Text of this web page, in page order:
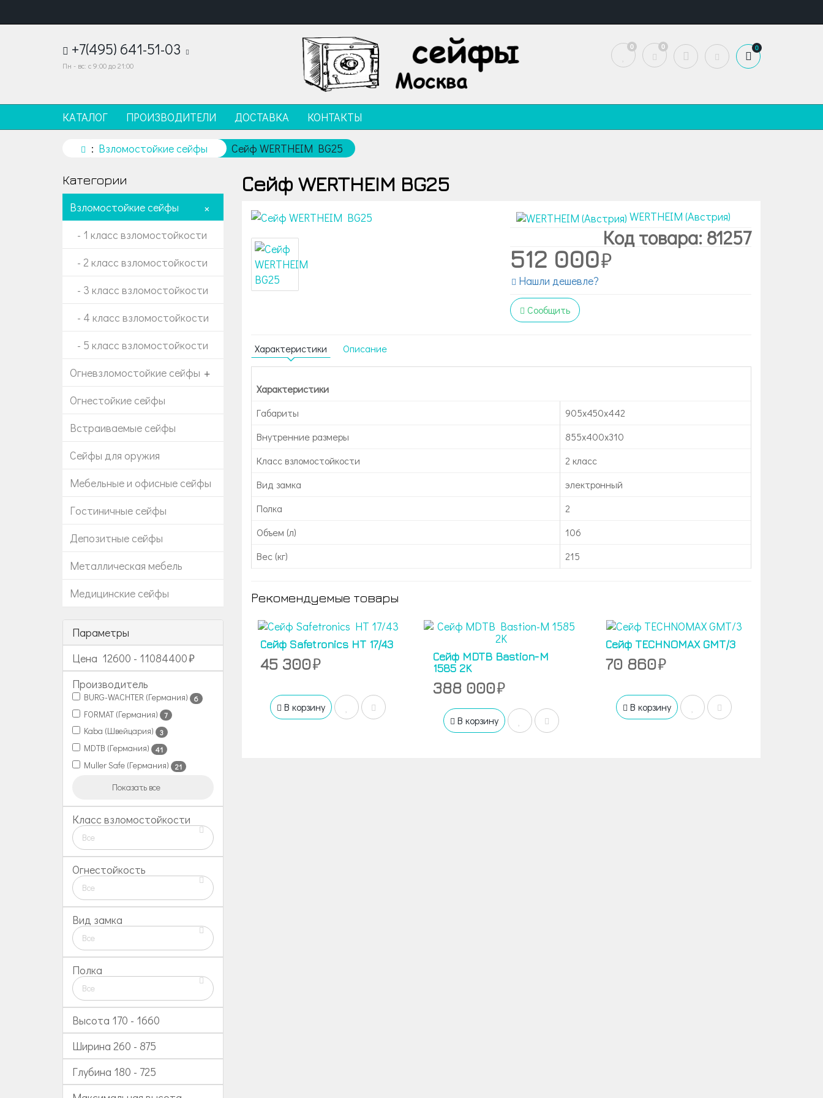
+7(495) 641-51-03
Пн - вс: с 9:00 до 21:00
0 0 0
КАТАЛОГ ПРОИЗВОДИТЕЛИ ДОСТАВКА КОНТАКТЫ
Взломостойкие сейфы Сейф WERTHEIM BG25
Категории
Взломостойкие сейфы +
- 1 класс взломостойкости
- 2 класс взломостойкости
- 3 класс взломостойкости
- 4 класс взломостойкости
- 5 класс взломостойкости
Огневзломостойкие сейфы +
Огнестойкие сейфы
Встраиваемые сейфы
Сейфы для оружия
Мебельные и офисные сейфы
Гостиничные сейфы
Депозитные сейфы
Металлическая мебель
Медицинские сейфы
Параметры
Цена 12600 - 11084400
Производитель
BURG-WACHTER (Германия) 6
FORMAT (Германия) 7
Kaba (Швейцария) 3
MDTB (Германия) 41
Muller Safe (Германия) 21
Показать все
Класс взломостойкости
Все
Огнестойкость
Все
Вид замка
Все
Полка
Все
Высота 170 - 1660
Ширина 260 - 875
Глубина 180 - 725
Сейф WERTHEIM BG25
WERTHEIM (Австрия)
Код товара: 81257
512 000
Нашли дешевле?
Сообщить
Характеристики Описание
Характеристики
Габариты
905x450x442
Внутренние размеры
855x400x310
Класс взломостойкости
2 класс
Вид замка
электронный
Полка
2
Объем (л)
106
Вес (кг)
215
Рекомендуемые товары
Сейф Safetronics HT 17/43
45 300
В корзину
Сейф MDTB Bastion-M
1585 2K
388 000
В корзину
Сейф TECHNOMAX GMT/3
70 860
В корзину